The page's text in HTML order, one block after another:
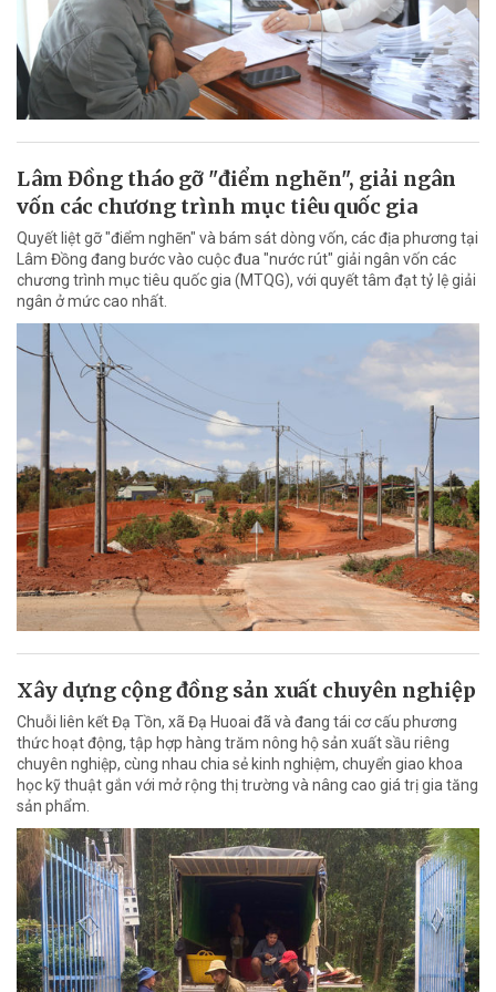
Lâm Đồng tháo gỡ "điểm nghẽn", giải ngân
vốn các chương trình mục tiêu quốc gia
Quyết liệt gỡ "điểm nghẽn" và bám sát dòng vốn, các địa phương tại
Lâm Đồng đang bước vào cuộc đua "nước rút" giải ngân vốn các
chương trình mục tiêu quốc gia (MTQG), với quyết tâm đạt tỷ lệ giải
ngân ở mức cao nhất.
Xây dựng cộng đồng sản xuất chuyên nghiệp
Chuỗi liên kết Đạ Tồn, xã Đạ Huoai đã và đang tái cơ cấu phương
thức hoạt động, tập hợp hàng trăm nông hộ sản xuất sầu riêng
chuyên nghiệp, cùng nhau chia sẻ kinh nghiệm, chuyển giao khoa
học kỹ thuật gắn với mở rộng thị trường và nâng cao giá trị gia tăng
sản phẩm.